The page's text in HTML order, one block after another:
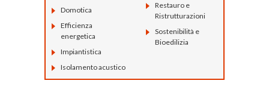
Domotica
Efficienza
energetica
Impiantistica
Isolamento acustico
Restauro e
Ristrutturazioni
Sostenibilità e
Bioedilizia